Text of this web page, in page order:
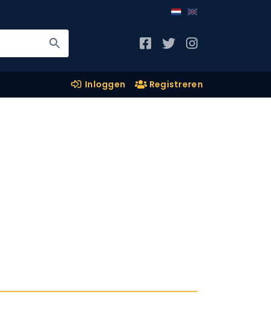
Inloggen Registreren